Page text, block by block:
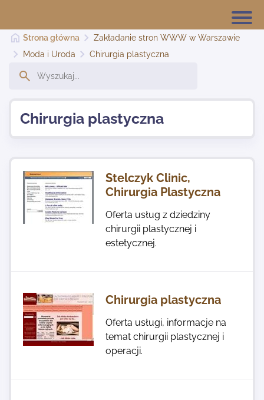
Najnowsze
Kontakt
Strona główna
Zakładanie stron WWW w Warszawie
Moda i Uroda
Chirurgia plastyczna
Chirurgia plastyczna
Stelczyk Clinic,
Chirurgia Plastyczna
Oferta usług z dziedziny
chirurgii plastycznej i
estetycznej.
Chirurgia plastyczna
Oferta usługi, informacje na
temat chirurgii plastycznej i
operacji.